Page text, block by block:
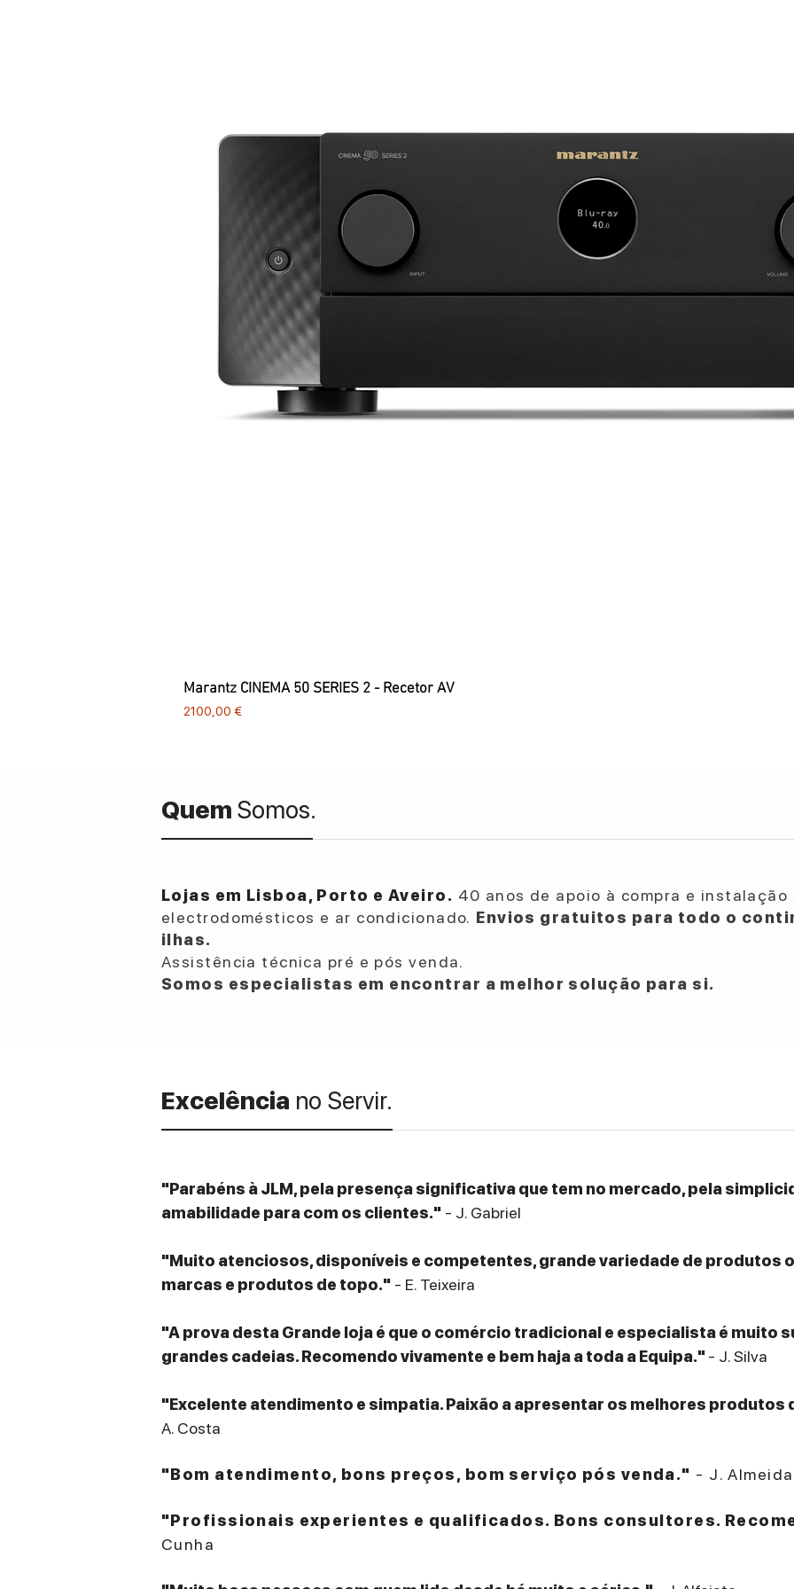
Marantz CINEMA 50 SERIES 2 - Recetor AV
Preço
2100,00 €
Quem Somos.
Lojas em Lisboa, Porto e Aveiro. 40 anos de apoio à compra e instalação
electrodomésticos e ar condicionado. Envios gratuitos para todo o
ilhas.
Assistência técnica pré e pós venda.
Somos especialistas em encontrar a melhor solução para si.
Excelência no Servir.
"Parabéns à JLM, pela presença significativa que tem no mercado, pela
amabilidade para com os clientes." - J. Gabriel
"Muito atenciosos, disponíveis e competentes, grande variedade de produtos
marcas e produtos de topo." - E. Teixeira
"A prova desta Grande loja é que o comércio tradicional e especialista é muito
grandes cadeias. Recomendo vivamente e bem haja a toda a Equipa."- J. Silva
"Excelente atendimento e simpatia. Paixão a apresentar os melhores produtos
A. Costa
"Bom atendimento, bons preços, bom serviço pós venda." - J. Almeida
"Profissionais experientes e qualificados. Bons consultores.
Cunha